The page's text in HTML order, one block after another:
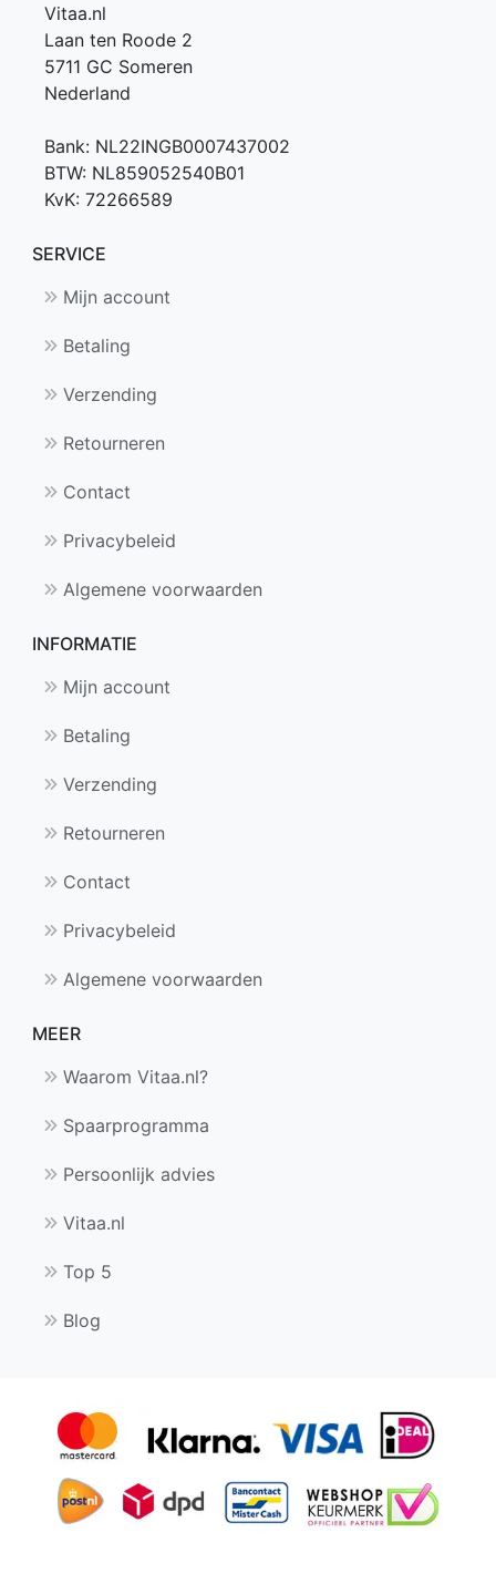
Vitaa.nl
Laan ten Roode 2
5711 GC Someren
Nederland
Bank: NL22INGB0007437002
BTW: NL859052540B01
KvK: 72266589
SERVICE
Mijn account
Betaling
Verzending
Retourneren
Contact
Privacybeleid
Algemene voorwaarden
INFORMATIE
Mijn account
Betaling
Verzending
Retourneren
Contact
Privacybeleid
Algemene voorwaarden
MEER
Waarom Vitaa.nl?
Spaarprogramma
Persoonlijk advies
Vitaa.nl
Top 5
Blog